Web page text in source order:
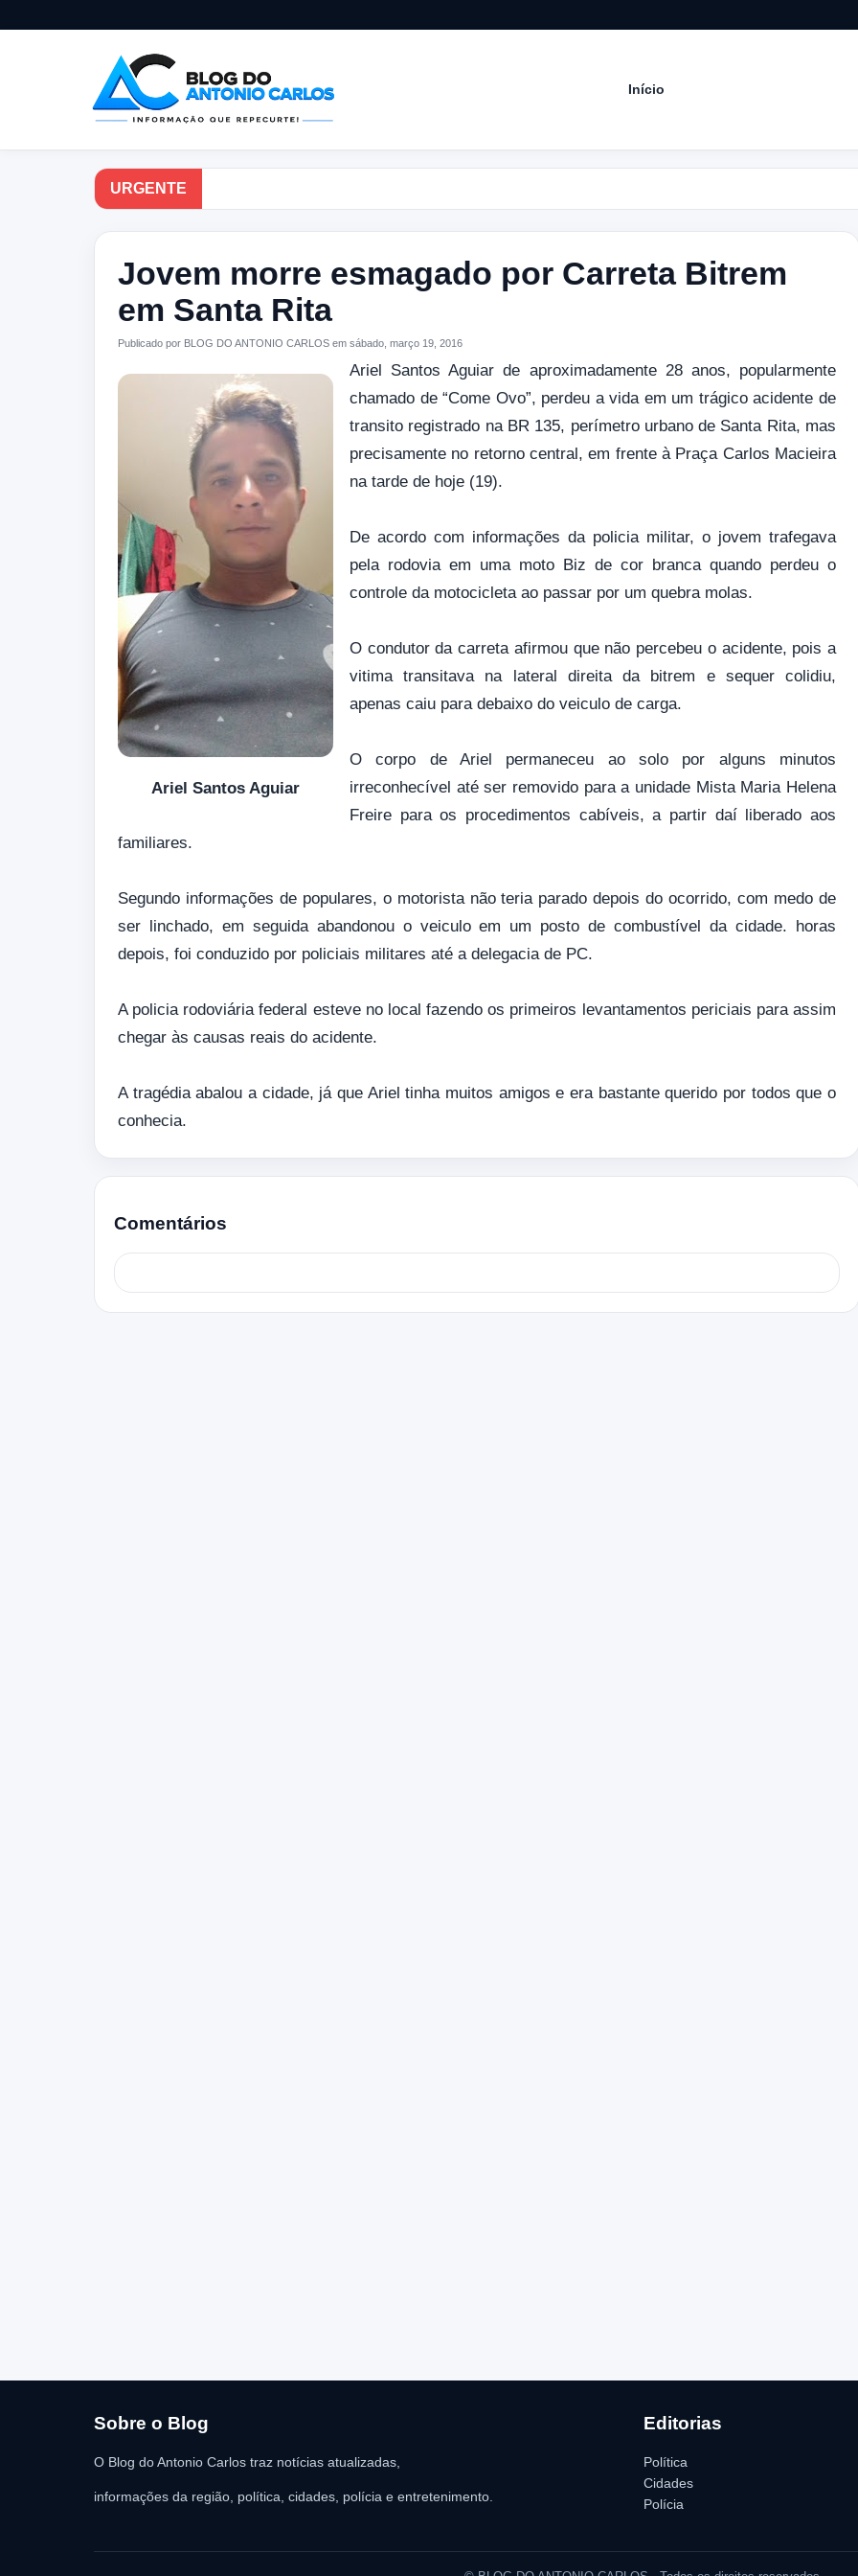
Início
URGENTE
Jovem morre esmagado por Carreta Bitrem
em Santa Rita
Publicado por BLOG DO ANTONIO CARLOS em sábado, março 19, 2016
Ariel Santos Aguiar
Ariel Santos Aguiar de aproximadamente 28 anos, popularmente
chamado de “Come Ovo”, perdeu a vida em um trágico acidente de
transito registrado na BR 135, perímetro urbano de Santa Rita, mas
precisamente no retorno central, em frente à Praça Carlos Macieira
na tarde de hoje (19).
De acordo com informações da policia militar, o jovem trafegava
pela rodovia em uma moto Biz de cor branca quando perdeu o
controle da motocicleta ao passar por um quebra molas.
O condutor da carreta afirmou que não percebeu o acidente, pois a
vitima transitava na lateral direita da bitrem e sequer colidiu,
apenas caiu para debaixo do veiculo de carga.
O corpo de Ariel permaneceu ao solo por alguns minutos
irreconhecível até ser removido para a unidade Mista Maria Helena
Freire para os procedimentos cabíveis, a partir daí liberado aos
familiares.
Segundo informações de populares, o motorista não teria parado depois do ocorrido, com medo de
ser linchado, em seguida abandonou o veiculo em um posto de combustível da cidade. horas
depois, foi conduzido por policiais militares até a delegacia de PC.
A policia rodoviária federal esteve no local fazendo os primeiros levantamentos periciais para assim
chegar às causas reais do acidente.
A tragédia abalou a cidade, já que Ariel tinha muitos amigos e era bastante querido por todos que o
conhecia.
Comentários
Sobre o Blog
O Blog do Antonio Carlos traz notícias atualizadas,
informações da região, política, cidades, polícia e entretenimento.
Editorias
Política
Cidades
Polícia